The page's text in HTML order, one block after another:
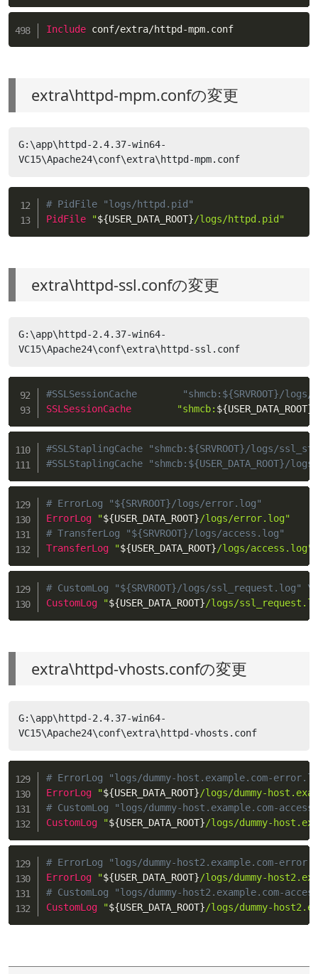
Include conf/extra/httpd-mpm.conf
extra\httpd-mpm.confの変更
G:\app\httpd-2.4.37-win64-
VC15\Apache24\conf\extra\httpd-mpm.conf
# PidFile "logs/httpd.pid"
PidFile
"${USER_DATA_ROOT}/logs/httpd.pid"
extra\httpd-ssl.confの変更
G:\app\httpd-2.4.37-win64-
VC15\Apache24\conf\extra\httpd-ssl.conf
#SSLSessionCache        "shmcb:${SRVROOT}/
SSLSessionCache
"shmcb: ${USER_DATA_ROOT}
#SSLStaplingCache "shmcb:${SRVROOT}/logs/
#SSLStaplingCache "shmcb:${USER_DATA_ROOT}/
# ErrorLog "${SRVROOT}/logs/error.log"
ErrorLog
"${USER_DATA_ROOT}/logs/error.log"
# TransferLog "${SRVROOT}/logs/access.log"
TransferLog
"${USER_DATA_ROOT}/logs/access.log"
# CustomLog "${SRVROOT}/logs/ssl_request.log" \
CustomLog
"${USER_DATA_ROOT}/logs/
extra\httpd-vhosts.confの変更
G:\app\httpd-2.4.37-win64-
VC15\Apache24\conf\extra\httpd-vhosts.conf
# ErrorLog "logs/dummy-host.example.com-
ErrorLog
"${USER_DATA_ROOT}/logs/dummy-
# CustomLog "logs/dummy-host.example.com-
CustomLog
"${USER_DATA_ROOT}/logs/dummy-
# ErrorLog "logs/dummy-host2.example.com-
ErrorLog
"${USER_DATA_ROOT}/logs/dummy-
# CustomLog "logs/dummy-host2.example.com-
CustomLog
"${USER_DATA_ROOT}/logs/dummy-